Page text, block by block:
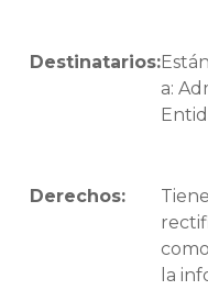
Destinatarios:
a:
Derechos:
la